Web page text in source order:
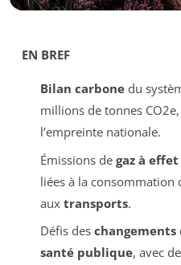
EN BREF
Bilan carbonedu
millions de tonnes
l’empreinte nationale.
Émissions de gaz à
liées à la consommation
aux transports.
Défis des
santé publique, avec